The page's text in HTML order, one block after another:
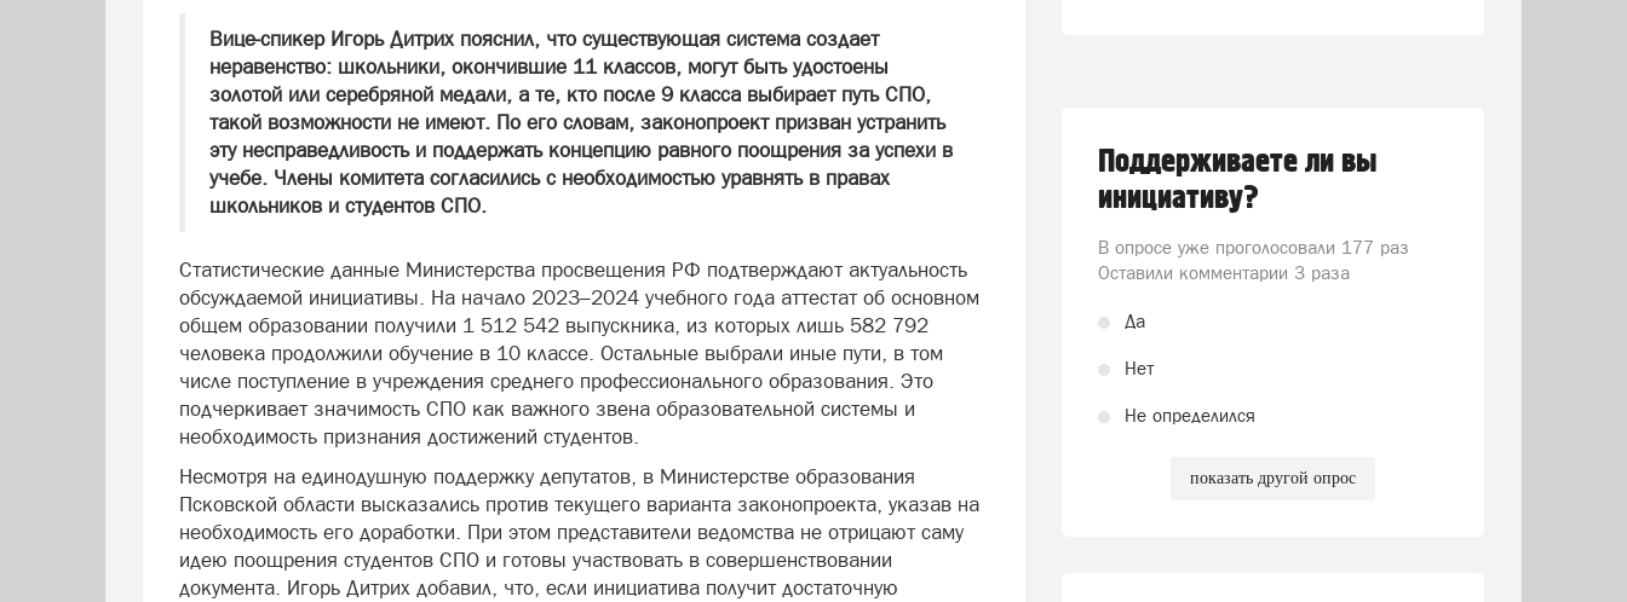
Вице‑спикер Игорь Дитрих пояснил, что существующая система создает
неравенство: школьники, окончившие 11 классов, могут быть удостоены
золотой или серебряной медали, а те, кто после 9 класса выбирает путь СПО,
такой возможности не имеют. По его словам, законопроект призван устранить
эту несправедливость и поддержать концепцию равного поощрения за успехи в
учебе. Члены комитета согласились с необходимостью уравнять в правах
школьников и студентов СПО.
Статистические данные Министерства просвещения РФ подтверждают актуальность
обсуждаемой инициативы. На начало 2023–2024 учебного года аттестат об основном
общем образовании получили 1 512 542 выпускника, из которых лишь 582 792
человека продолжили обучение в 10 классе. Остальные выбрали иные пути, в том
числе поступление в учреждения среднего профессионального образования. Это
подчеркивает значимость СПО как важного звена образовательной системы и
необходимость признания достижений студентов.
Несмотря на единодушную поддержку депутатов, в Министерстве образования
Псковской области высказались против текущего варианта законопроекта, указав на
необходимость его доработки. При этом представители ведомства не отрицают саму
идею поощрения студентов СПО и готовы участвовать в совершенствовании
документа. Игорь Дитрих добавил, что, если инициатива получит достаточную
Поддерживаете ли вы
инициативу?
В опросе уже проголосовали 177 раз
Оставили комментарии 3 раза
Да
Нет
Не определился
показать другой опрос